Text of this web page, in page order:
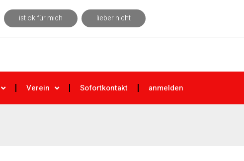
Verein Sofortkontakt anmelden
ist ok für mich lieber nicht